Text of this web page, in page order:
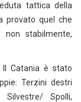
tattica della
provato quel che
stabilmente,
Il Catania è stato
Terzini destri
Spolli,